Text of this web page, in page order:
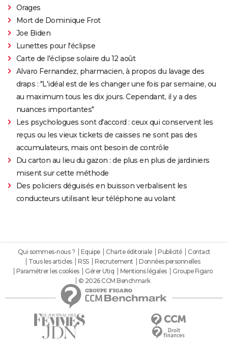
Orages
Mort de Dominique Frot
Joe Biden
Lunettes pour l'éclipse
Carte de l'éclipse solaire du 12 août
Alvaro Fernandez, pharmacien, à propos du lavage des
draps : "L'idéal est de les changer une fois par semaine, ou
au maximum tous les dix jours. Cependant, il y a des
nuances importantes"
Les psychologues sont d'accord : ceux qui conservent les
reçus ou les vieux tickets de caisses ne sont pas des
accumulateurs, mais ont besoin de contrôle
Du carton au lieu du gazon : de plus en plus de jardiniers
misent sur cette méthode
Des policiers déguisés en buisson verbalisent les
conducteurs utilisant leur téléphone au volant
Qui sommes-nous ? Equipe Charte éditoriale Publicité
Contact
Tous les articles
RSS Recrutement
Données personnelles
Paramétrer les cookies
Gérer Utiq Mentions légales
Groupe Figaro
© 2026 CCM Benchmark